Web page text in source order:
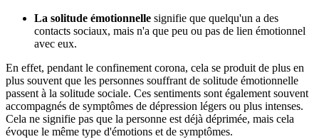
La solitude émotionnelle signifie que quelqu'un a des
contacts sociaux, mais n'a que peu ou pas de lien émotionnel
avec eux.
En effet, pendant le confinement corona, cela se produit de plus en
plus souvent que les personnes souffrant de solitude émotionnelle
passent à la solitude sociale. Ces sentiments sont également souvent
accompagnés de symptômes de dépression légers ou plus intenses.
Cela ne signifie pas que la personne est déjà déprimée, mais cela
évoque le même type d'émotions et de symptômes.